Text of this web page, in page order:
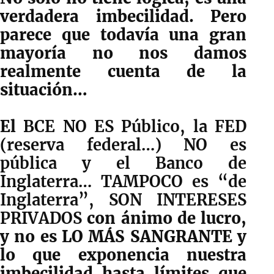
verdadera imbecilidad. Pero
parece que todavía una gran
mayoría no nos damos
realmente cuenta de la
situación…
El BCE NO ES Público, la FED
(reserva federal…) NO es
pública y el Banco de
Inglaterra… TAMPOCO es “de
Inglaterra”, SON INTERESES
PRIVADOS con ánimo de lucro,
y no es LO MÁS SANGRANTE y
lo que exponencia nuestra